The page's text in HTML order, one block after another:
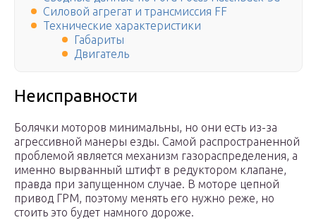
Силовой агрегат и трансмиссия FF
Технические характеристики
Габариты
Двигатель
Неисправности
Болячки моторов минимальны, но они есть из-за
агрессивной манеры езды. Самой распространенной
проблемой является механизм газораспределения, а
именно вырванный штифт в редуктором клапане,
правда при запущенном случае. В моторе цепной
привод ГРМ, поэтому менять его нужно реже, но
стоить это будет намного дороже.